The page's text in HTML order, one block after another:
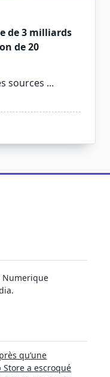
de 3 milliards
de 20
sources ...
Numerique
qu’une
a escroqué